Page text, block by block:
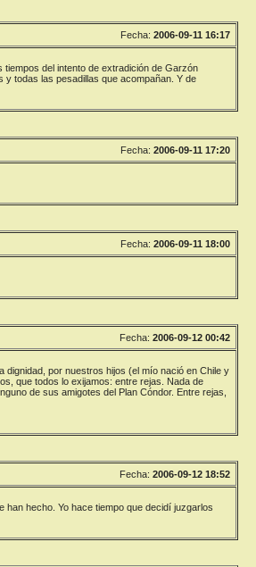
Fecha: 2006-09-11 16:17
del intento de extradición de Garzón
todas las pesadillas que acompañan. Y de
Fecha: 2006-09-11 17:20
Fecha: 2006-09-11 18:00
Fecha: 2006-09-12 00:42
por nuestros hijos (el mío nació en Chile y
que todos lo exijamos: entre rejas. Nada de
de sus amigotes del Plan Cóndor. Entre rejas,
Fecha: 2006-09-12 18:52
hecho. Yo hace tiempo que decidí juzgarlos